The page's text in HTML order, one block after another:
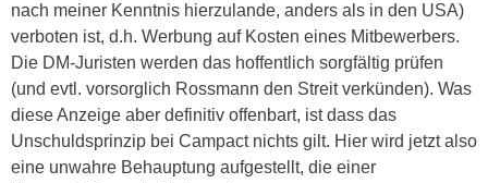
nach meiner Kenntnis hierzulande, anders als in den USA)
verboten ist, d.h. Werbung auf Kosten eines Mitbewerbers.
Die DM-Juristen werden das hoffentlich sorgfältig prüfen
(und evtl. vorsorglich Rossmann den Streit verkünden). Was
diese Anzeige aber definitiv offenbart, ist dass das
Unschuldsprinzip bei Campact nichts gilt. Hier wird jetzt also
eine unwahre Behauptung aufgestellt, die einer